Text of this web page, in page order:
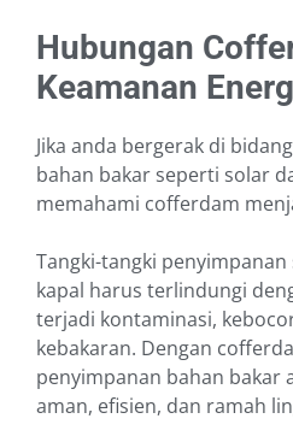
Hubungan
Keamanan
Jika anda bergerak di
bahan bakar seperti solar
memahami cofferdam
Tangki-tangki
kapal harus terlindungi
terjadi kontaminasi,
kebakaran. Dengan
penyimpanan bahan bakar
aman, efisien, dan ramah